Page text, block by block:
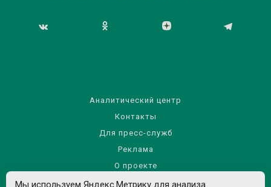
Аналитический центр
Контакты
Для пресс-служб
Реклама
О проекте
Правила использования материалов сайта
Мы используем Яндекс.Метрику для анализа